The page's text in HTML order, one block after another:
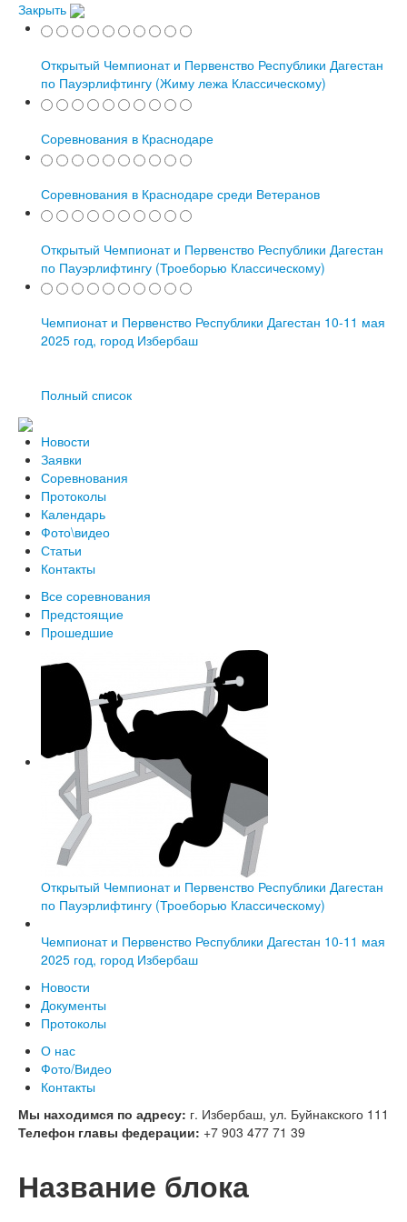
Закрыть
Открытый Чемпионат и Первенство Республики Дагестан
по Пауэрлифтингу (Жиму лежа Классическому)
Соревнования в Краснодаре
Соревнования в Краснодаре среди Ветеранов
Открытый Чемпионат и Первенство Республики Дагестан
по Пауэрлифтингу (Троеборью Классическому)
Чемпионат и Первенство Республики Дагестан 10-11 мая
2025 год, город Избербаш
Полный список
Новости
Заявки
Соревнования
Протоколы
Календарь
Фото\видео
Статьи
Контакты
Все соревнования
Предстоящие
Прошедшие
Открытый Чемпионат и Первенство Республики Дагестан
по Пауэрлифтингу (Троеборью Классическому)
Чемпионат и Первенство Республики Дагестан 10-11 мая
2025 год, город Избербаш
Новости
Документы
Протоколы
О нас
Фото/Видео
Контакты
Мы находимся по адресу: г. Избербаш, ул. Буйнакского 111
Телефон главы федерации: +7 903 477 71 39
Название блока